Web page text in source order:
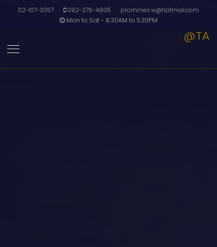
02-107-3057 092-276-4805
prommes.w@hotmail.com
Mon to Sat - 8.30AM to 5.30PM
@TA